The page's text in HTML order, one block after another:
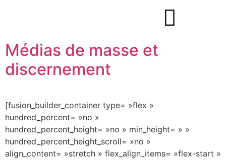
Médias de masse et
discernement
[fusion_builder_container type= »flex »
hundred_percent= »no »
hundred_percent_height= »no » min_height= » »
hundred_percent_height_scroll= »no »
align_content= »stretch » flex_align_items= »flex-start »